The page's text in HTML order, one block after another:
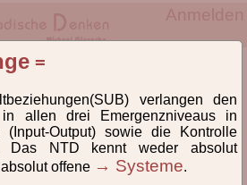
Anmelden
und der TriPrax
und
Neuen Triadischen Denkens®
Praxeologie(TriPrax).
=
verlangen den
allen drei Emergenzniveaus in
(Input-Output) sowie die Kontrolle
Das NTD kennt weder absolut
offene → Systeme.